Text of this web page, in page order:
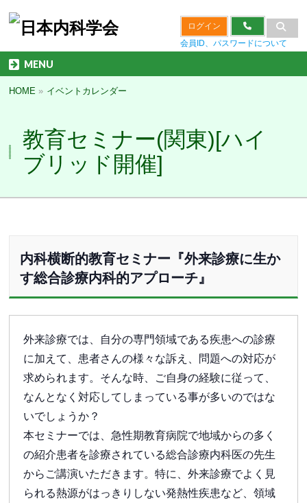
ログイン
会員ID、パスワードについて
MENU
HOME » イベントカレンダー
教育セミナー(関東)[ハイ
ブリッド開催]
内科横断的教育セミナー『外来診療に生か
す総合診療内科的アプローチ』
外来診療では、自分の専門領域である疾患への診療
に加えて、患者さんの様々な訴え、問題への対応が
求められます。そんな時、ご自身の経験に従って、
なんとなく対応してしまっている事が多いのではな
いでしょうか？
本セミナーでは、急性期教育病院で地域からの多く
の紹介患者を診療されている総合診療内科医の先生
からご講演いただきます。特に、外来診療でよく見
られる熱源がはっきりしない発熱性疾患など、領域